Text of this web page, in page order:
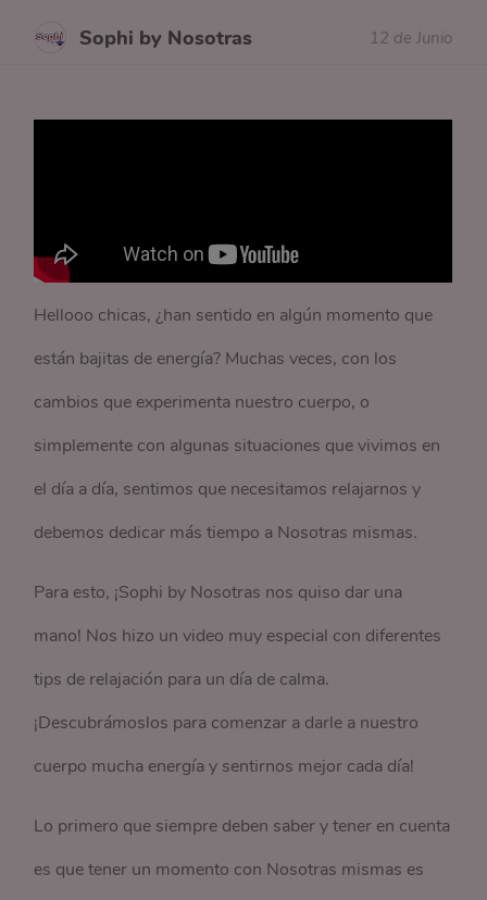
Sophi by Nosotras 12 de Junio
Hellooo chicas, ¿han sentido en algún momento que
están bajitas de energía? Muchas veces, con los
cambios que experimenta nuestro cuerpo, o
simplemente con algunas situaciones que vivimos en
el día a día, sentimos que necesitamos relajarnos y
debemos dedicar más tiempo a Nosotras mismas.
Para esto, ¡Sophi by Nosotras nos quiso dar una
mano! Nos hizo un video muy especial con diferentes
tips de relajación para un día de calma.
¡Descubrámoslos para comenzar a darle a nuestro
cuerpo mucha energía y sentirnos mejor cada día!
Lo primero que siempre deben saber y tener en cuenta
es que tener un momento con Nosotras mismas es